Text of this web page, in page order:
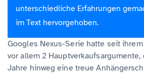
unterschiedliche Erfahrungen
im Text hervorgehoben.
Googles Nexus-Serie hatte seit
vor allem 2
Jahre hinweg eine treue